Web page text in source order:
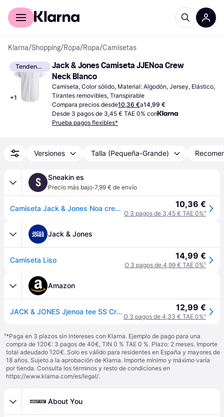
Comprar con Klarna
Klarna/Shopping/Ropa/Ropa/Camisetas
Tendencia
+1
Jack & Jones Camiseta JJENoa Crew
Neck Blanco
Camiseta, Color sólido, Material: Algodón, Jersey, Elástico,
Tirantes removibles, Transpirable
Compara precios desde10,36 €a14,99 €
Desde 3 pagos de 3,45 € TAE 0% con
Prueba pagos flexibles*
Versiones Talla (Pequeña-Grande)
S Sneakin es
Precio más bajo·7,99 € de envío
Camiseta Jack & Jones Noa crew neck - Blanc - S 10,36 €
O 3 pagos de 3,45 € TAE 0%¹
Jack & Jones
Camiseta Liso 14,99 €
O 3 pagos de 4,99 € TAE 0%¹
Amazon
JACK & JONES Jjenoa tee SS Crew Neck Noos Camiseta, Blanco, XS para Hombre 12,99 €
O 3 pagos de 4,33 € TAE 0%¹
¹*Paga en 3 plazos sin intereses con Klarna. Ejemplo de pago para una
compra de 120€: 3 pagos de 40€, TIN 0 % TAE 0 %. Plazo: 2 meses. Importe
total adeudado 120€. Solo es válido para residentes en España y mayores de
18 años. Sujeto a la aprobación de Klarna. Importe mínimo y máximo varía
por tienda. Consulta los términos y resto de condiciones en
https://www.klarna.com/es/legal/.
About You